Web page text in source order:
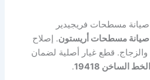
صيانة مسطحات فريجيدير
صيانة مسطحات أريستون. إصلاح
قطع غيار أصلية لضمان
الساخن 19418 .